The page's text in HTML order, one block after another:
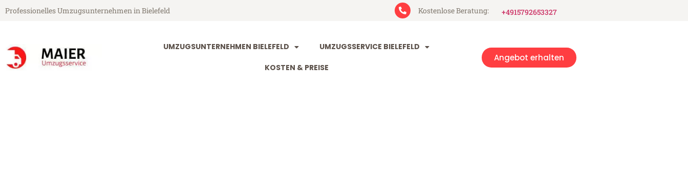
Professionelles Umzugsunternehmen in Bielefeld Kostenlose Beratung: +4915792653327
UMZUGSUNTERNEHMEN BIELEFELD UMZUGSSERVICE BIELEFELD
KOSTEN & PREISE
Angebot erhalten